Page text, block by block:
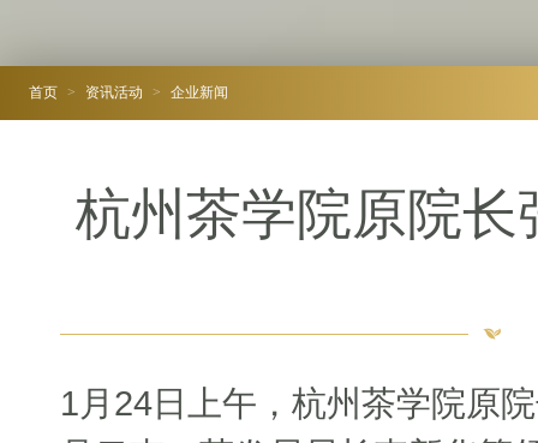
首页 > 资讯活动 > 企业新闻
杭州茶学院原院
1月24日上午，杭州茶学院原